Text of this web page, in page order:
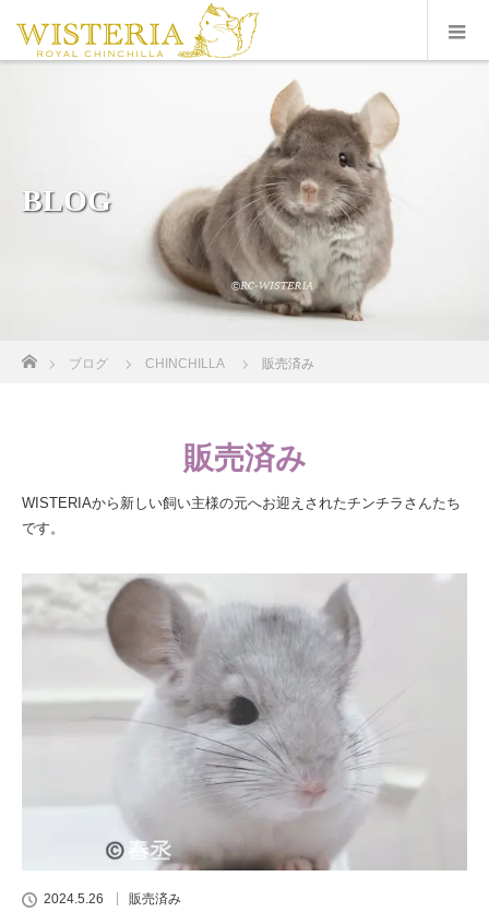
BLOG
ブログ CHINCHILLA 販売済み
販売済み
WISTERIAから新しい飼い主様の元へお迎えされたチンチラさんたち
です。
2024.5.26 販売済み